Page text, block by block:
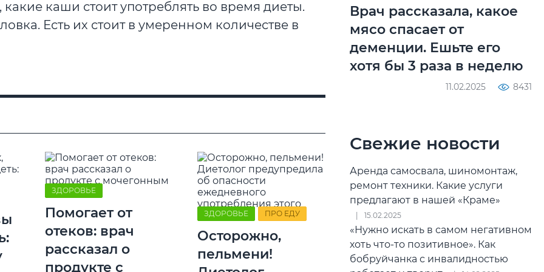
каши стоит употреблять во время диеты.
Есть их стоит в умеренном количестве в
ЗДОРОВЬЕ
Помогает от
отеков: врач
рассказал о
продукте с
ЗДОРОВЬЕ ПРО ЕДУ
Осторожно,
пельмени!
Врач рассказала, какое
мясо спасает от
деменции. Ешьте его
хотя бы 3 раза в неделю
11.02.2025 8431
Свежие новости
Аренда самосвала, шиномонтаж,
ремонт техники. Какие услуги
предлагают в нашей «Краме»
15.02.2025
«Нужно искать в самом негативном
хоть что-то позитивное». Как
бобруйчанка с инвалидностью